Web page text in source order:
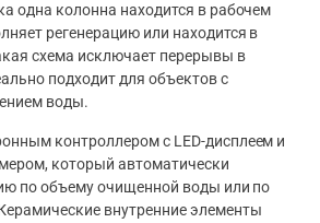
одна колонна находится в рабочем
регенерацию или находится в
схема исключает перерывы в
подходит для объектов с
воды.
контроллером с LED-дисплеем и
который автоматически
по объему очищенной воды или по
внутренние элементы